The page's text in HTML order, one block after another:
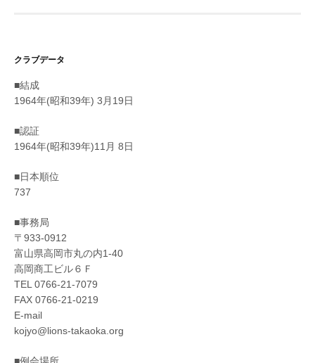
シ
ョ
クラブデータ
■結成
1964年(昭和39年) 3月19日
■認証
1964年(昭和39年)11月 8日
■日本順位
737
■事務局
〒933-0912
富山県高岡市丸の内1-40
高岡商工ビル６Ｆ
TEL 0766-21-7079
FAX 0766-21-0219
E-mail
kojyo@lions-takaoka.org